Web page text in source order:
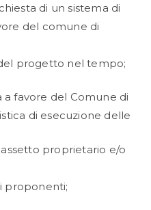
di un sistema di
del comune di
progetto nel tempo;
a favore del Comune di
di esecuzione delle
proprietario e/o
proponenti;